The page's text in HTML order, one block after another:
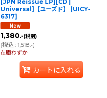
[JPN Reissue LP][CD |
Universal]【ユーズド】
[UICY-
6317]
1,380.-(税別)
(税込: 1,518.-)
在庫わずか
カートに入れる